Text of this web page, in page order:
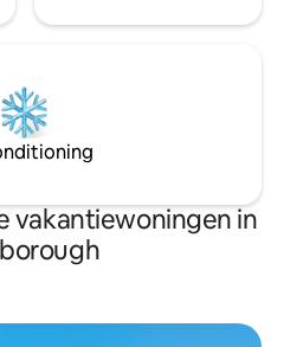
vakantiewoningen in